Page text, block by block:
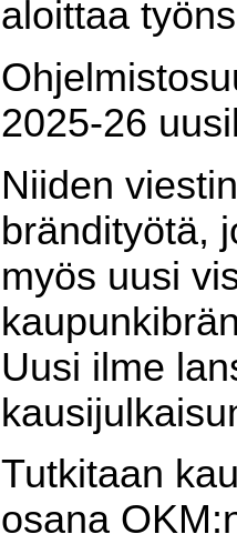
aloittaa
2025-26
Niiden
brändityötä,
myös uusi
Uusi ilme
Tutkitaan
osana